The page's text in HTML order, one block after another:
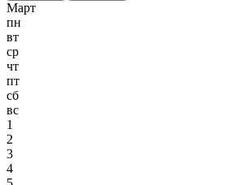
Март
пн
вт
ср
чт
пт
сб
вс
1
2
3
4